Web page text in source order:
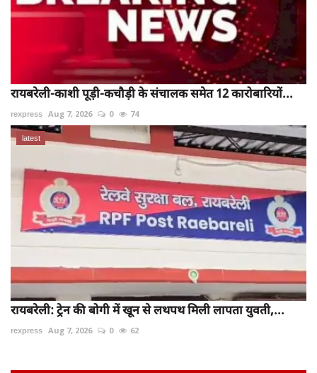
रायबरेली-काशी पूड़ी-कचौड़ी के संचालक समेत 12 कारोबारियों...
rexpress Aug 7, 2026 0 74
latest
रायबरेली: ट्रेन की बोगी में खून से लथपथ मिली लापता युवती,...
rexpress Aug 7, 2026 0 62